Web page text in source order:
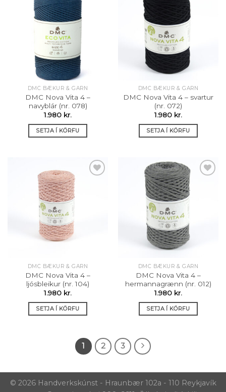
Setja á
óskalista
DMC BÆKUR & GARN
DMC Nova Vita 4 –
navyblár (nr. 078)
1.980 kr.
SETJA Í KÖRFU
DMC BÆKUR & GARN
DMC Nova Vita 4 – svartur
(nr. 072)
1.980 kr.
SETJA Í KÖRFU
DMC BÆKUR & GARN
DMC Nova Vita 4 –
ljósbleikur (nr. 104)
1.980 kr.
SETJA Í KÖRFU
DMC BÆKUR & GARN
DMC Nova Vita 4 –
hermannagrænn (nr. 012)
1.980 kr.
SETJA Í KÖRFU
1 2 3
© 2026 Handverkskúnst - Hraunbær 102a - 110 Reykjavík